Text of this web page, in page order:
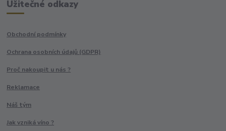
Užitečné odkazy
Obchodní podmínky
Ochrana osobních údajů (GDPR)
Proč nakoupit u nás ?
Reklamace
Náš tým
Jak vzniká víno ?